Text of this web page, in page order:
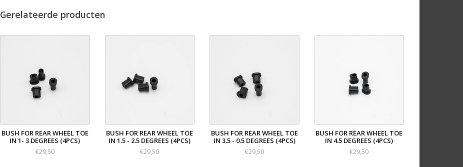
Gerelateerde producten
BUSH FOR REAR WHEEL TOE
IN 1- 3 DEGREES (4PCS)
€29,50
BUSH FOR REAR WHEEL TOE
IN 1.5 - 2.5 DEGREES (4PCS)
€29,50
BUSH FOR REAR WHEEL TOE
IN 3.5 - 0.5 DEGREES (4PCS)
€29,50
BUSH FOR REAR WHEEL TOE
IN 4.5 DEGREES (4PCS)
€29,50